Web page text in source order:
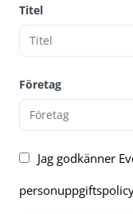
Titel
Företag
Jag godkänner